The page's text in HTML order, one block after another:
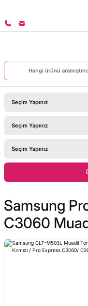
Samsung
C3060